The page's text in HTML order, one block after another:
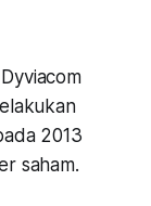
2013
saham.